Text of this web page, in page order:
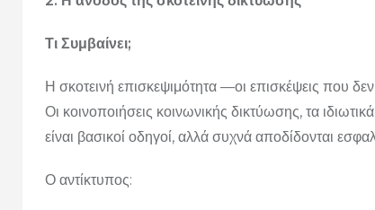
Τι Συμβαίνει;
Η σκοτεινή επισκεψιμότητα —οι επισκέψεις που
Οι κοινοποιήσεις κοινωνικής δικτύωσης, τα
είναι βασικοί οδηγοί, αλλά συχνά αποδίδονται
Ο αντίκτυπος: